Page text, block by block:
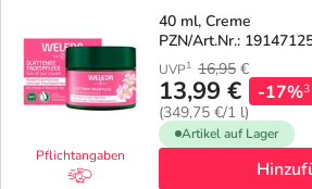
Pflichtangaben
40 ml, Creme
PZN/Art.Nr.:
UVP1 16,95 €
13,99 €
(349,75 €/1 l)
-17%3
Artikel auf Lager